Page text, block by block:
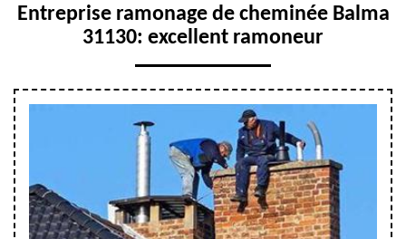
Entreprise ramonage de cheminée Balma
31130: excellent ramoneur